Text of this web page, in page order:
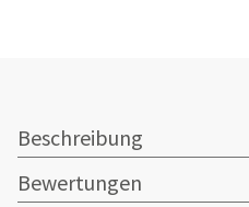
Beschreibung
Bewertungen